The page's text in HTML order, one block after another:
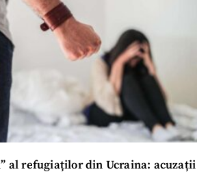
al refugiaților din Ucraina: acuzații